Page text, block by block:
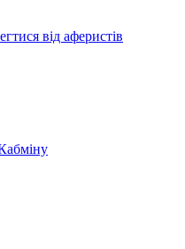
від аферистів